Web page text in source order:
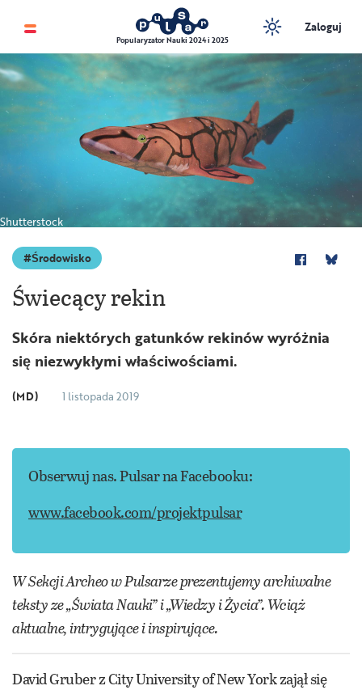
Popularyzator Nauki 2024 i 2025
Zaloguj
Shutterstock
Środowisko
Świecący rekin
Skóra niektórych gatunków rekinów wyróżnia
się niezwykłymi właściwościami.
(MD) 1 listopada 2019
Obserwuj nas. Pulsar na Facebooku:
www.facebook.com/projektpulsar
W Sekcji Archeo w Pulsarze prezentujemy archiwalne
teksty ze „Świata Nauki” i „Wiedzy i Życia”. Wciąż
aktualne, intrygujące i inspirujące.
David Gruber z City University of New York zajął się